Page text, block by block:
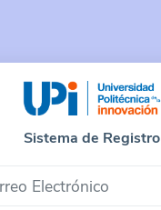
Sistema de Registro